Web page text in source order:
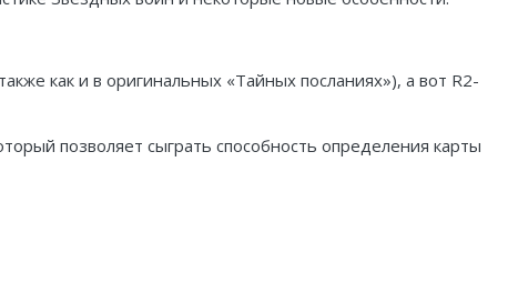
как и в оригинальных «Тайных посланиях»), а вот R2-
позволяет сыграть способность определения карты